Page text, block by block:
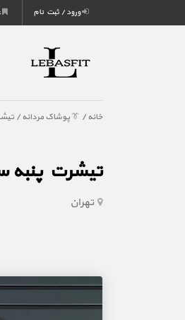
ورود / ثبت نام
خانه / 👔 پوشاک مردانه /
تیشرت پنبه
تهران